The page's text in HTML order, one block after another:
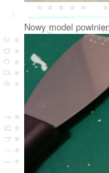
Nowy model